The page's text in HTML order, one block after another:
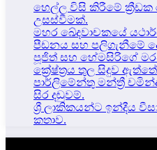
හෙල්ල විසි කිරීමේ ක්‍රීඩක
උසස්වීමක්.
මහර ඛේදවාචකයේ
පීඩනය සහ පලිගැනීමේ
පූජිත් සහ හේමසිරිගේ
ක්‍රේෂ්ත්‍රය තුල සිදුව
පාර්ලිමේන්තු මන්ත්‍රී
සිර දඬුවම්.
ශ්‍රී ලාකිකයන්ට ඉන්දීය
කතාව.